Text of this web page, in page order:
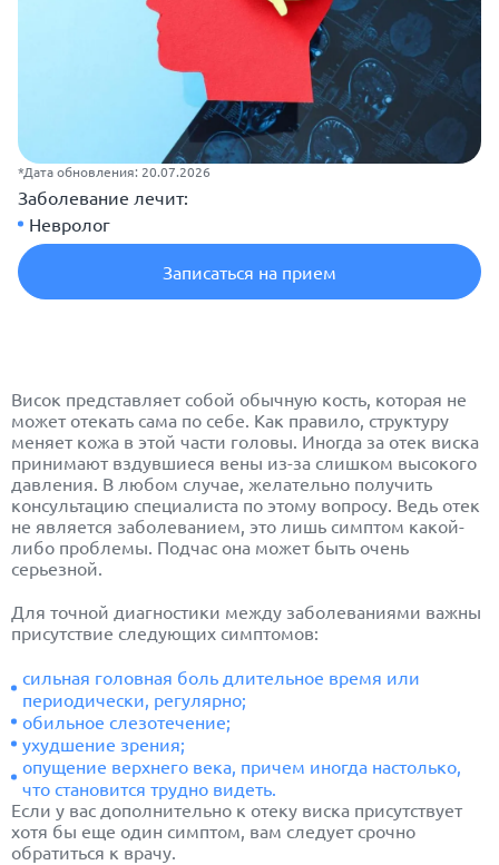
*Дата обновления: 20.07.2026
Заболевание лечит:
Невролог
Записаться на прием
Висок представляет собой обычную кость, которая не
может отекать сама по себе. Как правило, структуру
меняет кожа в этой части головы. Иногда за отек виска
принимают вздувшиеся вены из-за слишком высокого
давления. В любом случае, желательно получить
консультацию специалиста по этому вопросу. Ведь отек
не является заболеванием, это лишь симптом какой-
либо проблемы. Подчас она может быть очень
серьезной.
Для точной диагностики между заболеваниями важны
присутствие следующих симптомов:
сильная головная боль длительное время или
периодически, регулярно;
обильное слезотечение;
ухудшение зрения;
опущение верхнего века, причем иногда настолько,
что становится трудно видеть.
Если у вас дополнительно к отеку виска присутствует
хотя бы еще один симптом, вам следует срочно
обратиться к врачу.